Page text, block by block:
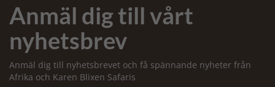
Anmäl dig till vårt
nyhetsbrev
Anmäl dig till nyhetsbrevet och få spännande nyheter från
Afrika och Karen Blixen Safaris